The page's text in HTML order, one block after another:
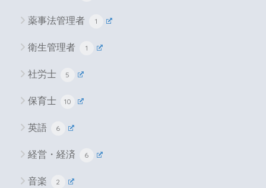
薬事法管理者 1
衛生管理者 1
社労士 5
保育士 10
英語 6
経営・経済 6
音楽 2